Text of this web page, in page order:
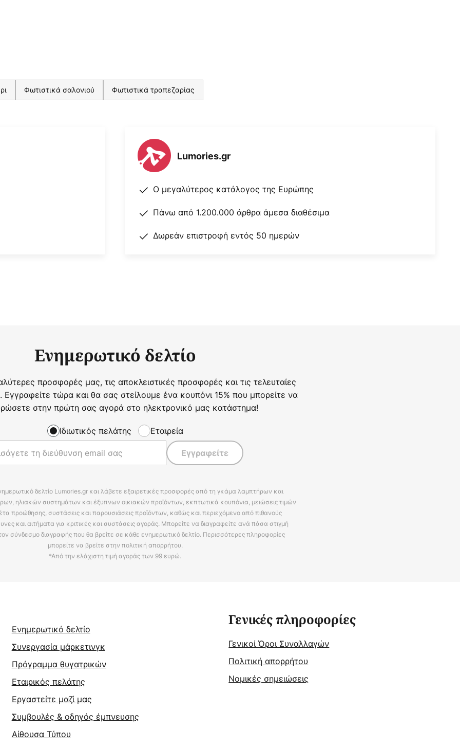
Φωτιστικά σαλονιού Φωτιστικά τραπεζαρίας
Lumories.gr
Ο μεγαλύτερος κατάλογος της Ευρώπης
Πάνω από 1.200.000 άρθρα άμεσα διαθέσιμα
Δωρεάν επιστροφή εντός 50 ημερών
Ενημερωτικό δελτίο
προσφορές μας, τις αποκλειστικές προσφορές και τις τελευταίες
Εγγραφείτε τώρα και θα σας στείλουμε ένα κουπόνι 15% που μπορείτε να
στην πρώτη σας αγορά στο ηλεκτρονικό μας κατάστημα!
Ιδιωτικός πελάτης Εταιρεία
Εγγραφείτε
δελτίο Lumories.gr και λάβετε εξαιρετικές προσφορές από τη γκάμα λαμπτήρων και
ηλιακών συστημάτων και έξυπνων οικιακών προϊόντων, εκπτωτικά κουπόνια, μειώσεις τιμών
προώθησης, συστάσεις και παρουσιάσεις προϊόντων, καθώς και περιεχόμενο από πιθανούς
και αιτήματα για κριτικές και συστάσεις αγοράς. Μπορείτε να διαγραφείτε ανά πάσα στιγμή
σύνδεσμο διαγραφής που θα βρείτε σε κάθε ενημερωτικό δελτίο. Περισσότερες πληροφορίες
μπορείτε να βρείτε στην πολιτική απορρήτου.
*Από την ελάχιστη τιμή αγοράς των 99 ευρώ.
Ενημερωτικό δελτίο
Συνεργασία μάρκετινγκ
Πρόγραμμα θυγατρικών
Εταιρικός πελάτης
Εργαστείτε μαζί μας
Συμβουλές & οδηγός έμπνευσης
Αίθουσα Τύπου
Γενικές πληροφορίες
Γενικοί Όροι Συναλλαγών
Πολιτική απορρήτου
Νομικές σημειώσεις